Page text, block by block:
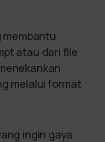
membantu
atau dari file
melalui format
ingin gaya